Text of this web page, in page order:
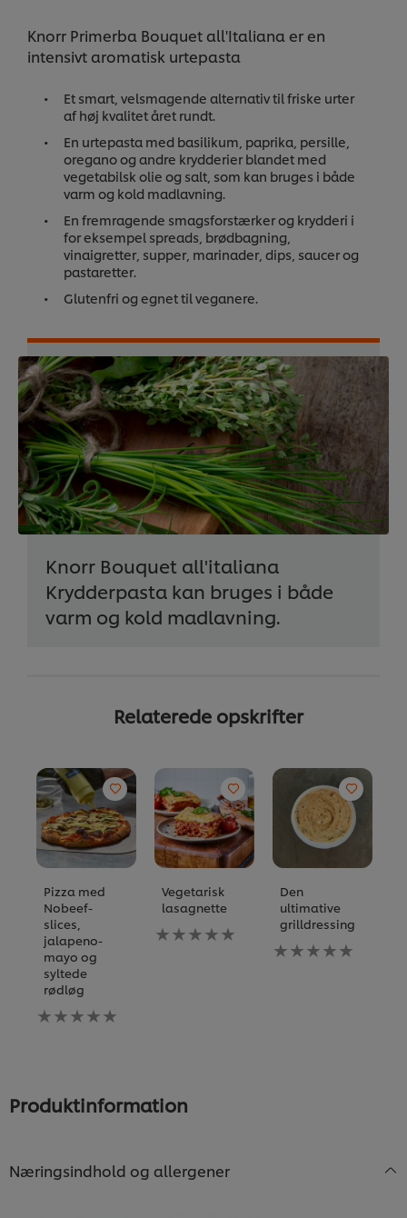
Knorr Primerba Bouquet all'Italiana er en
intensivt aromatisk urtepasta
Et smart, velsmagende alternativ til friske urter
af høj kvalitet året rundt.
En urtepasta med basilikum, paprika, persille,
oregano og andre krydderier blandet med
vegetabilsk olie og salt, som kan bruges i både
varm og kold madlavning.
En fremragende smagsforstærker og krydderi i
for eksempel spreads, brødbagning,
vinaigretter, supper, marinader, dips, saucer og
pastaretter.
Glutenfri og egnet til veganere.
Knorr Bouquet all'italiana
Krydderpasta kan bruges i både
varm og kold madlavning.
Relaterede opskrifter
Pizza med
Nobeef-
slices,
jalapeno-
mayo og
syltede
rødløg
Ingen
bedømmelser
Vegetarisk
lasagnette
Ingen
bedømmelser
Den
ultimative
grilldressing
Ingen
bedømmelser
Produktinformation
Næringsindhold og allergener